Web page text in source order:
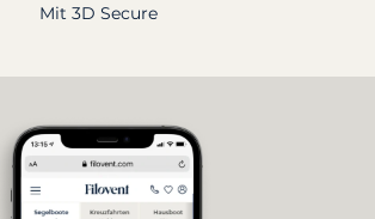
Mit 3D Secure